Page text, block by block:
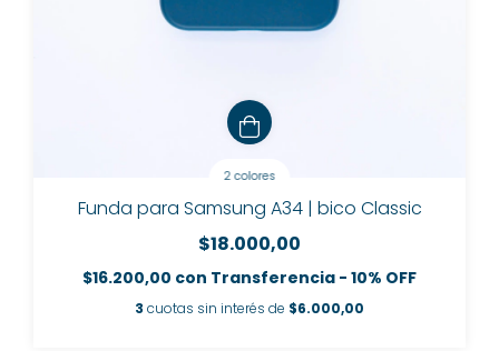
2 colores
Funda para Samsung A34 | bico Classic
$18.000,00
$16.200,00 con Transferencia - 10% OFF
3 cuotas sin interés de $6.000,00